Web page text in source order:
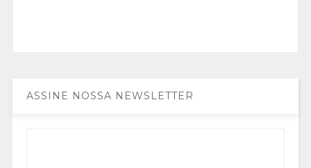
ASSINE NOSSA NEWSLETTER